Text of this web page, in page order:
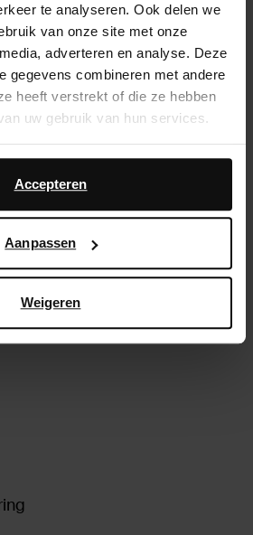
te analyseren. Ook delen we
van onze site met onze
adverteren en analyse. Deze
gegevens combineren met andere
heeft verstrekt of die ze hebben
uw gebruik van hun services.
samen met Google voor
Meer informatie over
gebruikt, vindt u op
Accepteren
Aanpassen
Weigeren
hak van Sacha hebben een
sandalen met hak hebben